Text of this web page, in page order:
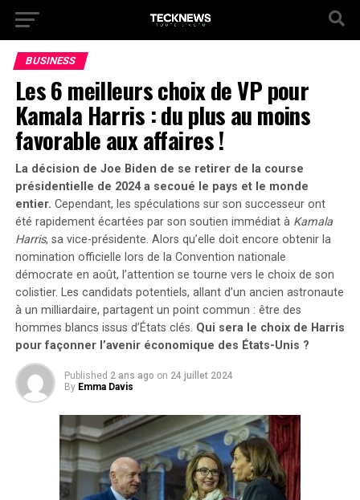
BUSINESS
Les 6 meilleurs choix de VP pour
Kamala Harris : du plus au moins
favorable aux affaires !
La décision de Joe Biden de se retirer de la course
présidentielle de 2024 a secoué le pays et le monde
entier. Cependant, les spéculations sur son successeur ont
été rapidement écartées par son soutien immédiat à Kamala
Harris, sa vice-présidente. Alors qu’elle doit encore obtenir la
nomination officielle lors de la Convention nationale
démocrate en août, l’attention se tourne vers le choix de son
colistier. Les candidats potentiels, allant d’un ancien astronaute
à un milliardaire, partagent un point commun : être des
hommes blancs issus d’États clés. Qui sera le choix de Harris
pour façonner l’avenir économique des États-Unis ?
Published 2 ans ago on 24 juillet 2024
By Emma Davis